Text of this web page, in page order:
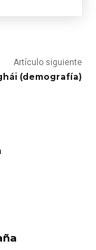
Artículo siguiente
(demografía)